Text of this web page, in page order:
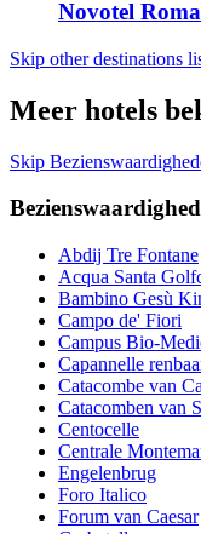
Novotel
Skip other destinations
Meer hotels
Skip
Abdij Tre Fontane
Acqua Santa
Bambino Gesù
Campo de' Fiori
Campus Bio-
Capannelle
Catacombe van
Catacomben van
Centocelle
Centrale
Engelenbrug
Foro Italico
Forum van Caesar